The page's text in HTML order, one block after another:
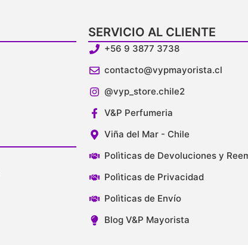
SERVICIO AL CLIENTE
+56 9 3877 3738
contacto@vypmayorista.cl
@vyp_store.chile2
V&P Perfumeria
Viña del Mar - Chile
Polìticas de Devoluciones y
Polìticas de Privacidad
Polìticas de Envío
Blog V&P Mayorista